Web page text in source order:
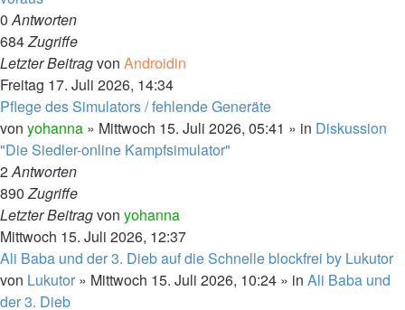
0Antworten
684Zugriffe
Letzter Beitragvon Androidin
Freitag 17. Juli 2026, 14:34
Pflege des Simulators / fehlende Generäte
von yohanna » Mittwoch 15. Juli 2026, 05:41 » in Diskussion
"Die Siedler-online Kampfsimulator"
2Antworten
890Zugriffe
Letzter Beitragvon yohanna
Mittwoch 15. Juli 2026, 12:37
Ali Baba und der 3. Dieb auf die Schnelle blockfrei by Lukutor
von Lukutor » Mittwoch 15. Juli 2026, 10:24 » in Ali Baba und
der 3. Dieb